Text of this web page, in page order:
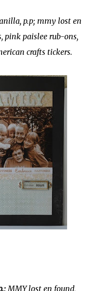
p.p; mmy lost en
pink paislee rub-ons,
crafts tickers.
MMY lost en found,